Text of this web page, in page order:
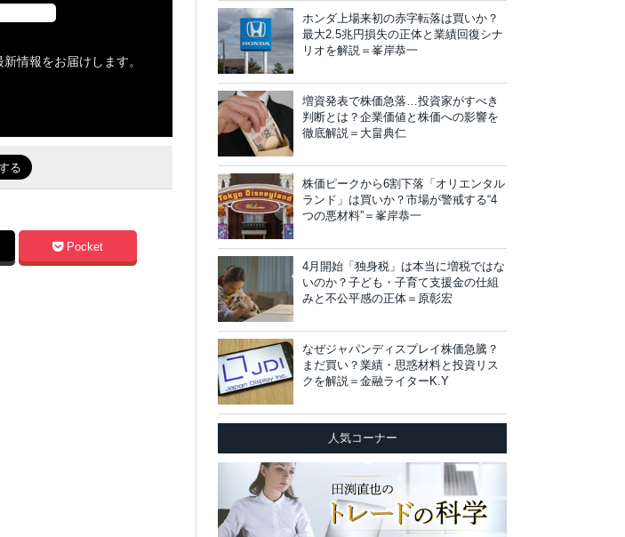
情報をお届けします。
Pocket
ホンダ上場来初の赤字転落は買いか？
最大2.5兆円損失の正体と業績回復シナ
リオを解説＝峯岸恭一
増資発表で株価急落…投資家がすべき
判断とは？企業価値と株価への影響を
徹底解説＝大畠典仁
株価ピークから6割下落「オリエンタル
ランド」は買いか？市場が警戒する“4
つの悪材料”＝峯岸恭一
4月開始「独身税」は本当に増税ではな
いのか？子ども・子育て支援金の仕組
みと不公平感の正体＝原彰宏
なぜジャパンディスプレイ株価急騰？
まだ買い？業績・思惑材料と投資リス
クを解説＝金融ライターK.Y
人気コーナー